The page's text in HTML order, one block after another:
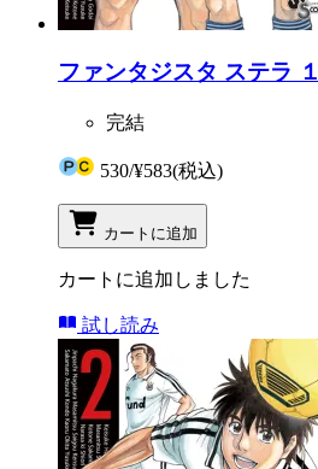
ファンタジスタ ステラ １
完結
530/¥583(税込)
カートに追加
カートに追加しました
試し読み